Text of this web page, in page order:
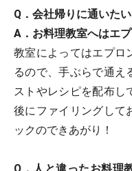
Q．会社帰りに通いた
A．お料理教室へはエ
教室によってはエプロ
るので、手ぶらで通え
ストやレシピを配布し
後にファイリングして
ックのできあがり！